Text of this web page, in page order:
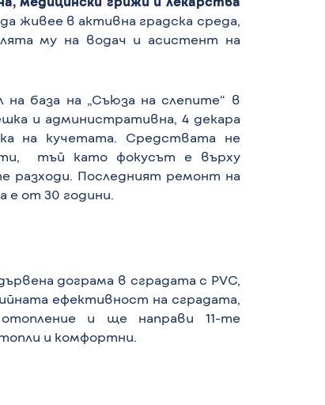
живее в активна градска среда,
му на водач и асистент на
база на „Съюза на слепите“ в
и административна, 4 декара
на кучетата. Средствата не
тъй като фокусът е върху
разходи. Последният ремонт на
е от 30 години.
дограма в сградата с PVC,
ефективност на сградата,
и ще направи 11-те
и комфортни.